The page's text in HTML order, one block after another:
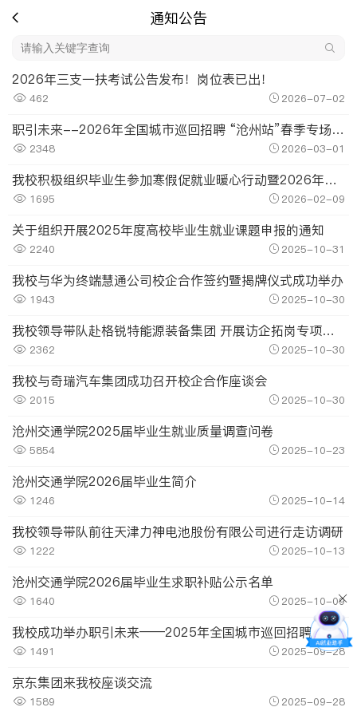
通知公告
2026年三支一扶考试公告发布！岗位表已出！
462 2026-07-02
职引未来--2026年全国城市巡回招聘 “沧州站”春季专场招聘会邀请函
2348 2026-03-01
我校积极组织毕业生参加寒假促就业暖心行动暨2026年春风行动“家门口”招聘活动
1695 2026-02-09
关于组织开展2025年度高校毕业生就业课题申报的通知
2240 2025-10-31
我校与华为终端慧通公司校企合作签约暨揭牌仪式成功举办
1943 2025-10-30
我校领导带队赴格锐特能源装备集团 开展访企拓岗专项行动
2362 2025-10-30
我校与奇瑞汽车集团成功召开校企合作座谈会
2015 2025-10-30
沧州交通学院2025届毕业生就业质量调查问卷
5854 2025-10-23
沧州交通学院2026届毕业生简介
1246 2025-10-14
我校领导带队前往天津力神电池股份有限公司进行走访调研
1222 2025-10-13
沧州交通学院2026届毕业生求职补贴公示名单
1640 2025-10-09
我校成功举办职引未来——2025年全国城市巡回招聘“沧州站”秋季专场招聘会
1491 2025-09-28
​京东集团来我校座谈交流
1589 2025-09-28